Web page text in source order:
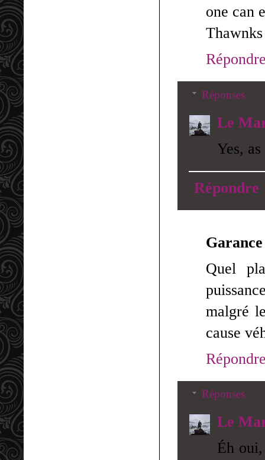
one can
Réponses
Le
Yes,
Répondre
Garance
Quel
malgré
cause
Réponses
Le
Éh